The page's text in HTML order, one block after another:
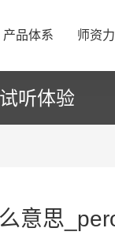
产品体系 师资
试听体验
意思